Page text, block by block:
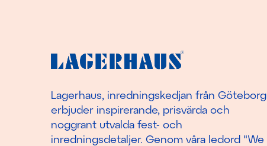
Lagerhaus, inredningskedjan från Göteborg
erbjuder inspirerande, prisvärda och
noggrant utvalda fest- och
inredningsdetaljer. Genom våra ledord "We